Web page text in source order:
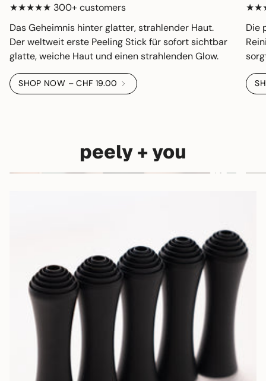
★★★★★ 300+ customers
Das Geheimnis hinter glatter, strahlender Haut.
Der weltweit erste Peeling Stick für sofort sichtbar
glatte, weiche Haut und einen strahlenden Glow.
SHOP NOW – CHF 19.00
Die
peely + you